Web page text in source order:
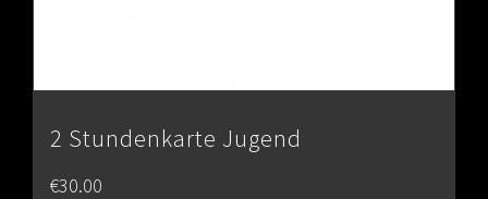
2 Stundenkarte Jugend
€30.00